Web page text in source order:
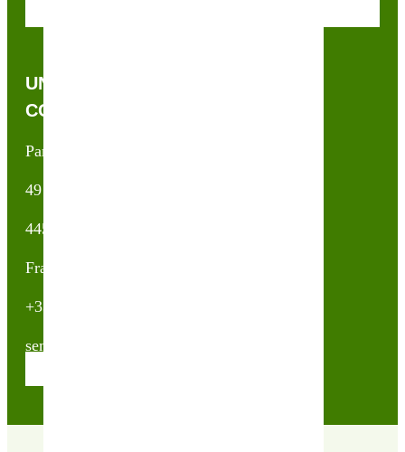
UNE QUESTION, UN CONSEIL ?
CONTACTEZ-NOUS !
Partner & Co SAS
49 avenue du Général de Gaulle
44500 La Baule Escoublac
France
+33(0)2 40 23 63 24
sembio@partnerandco.fr